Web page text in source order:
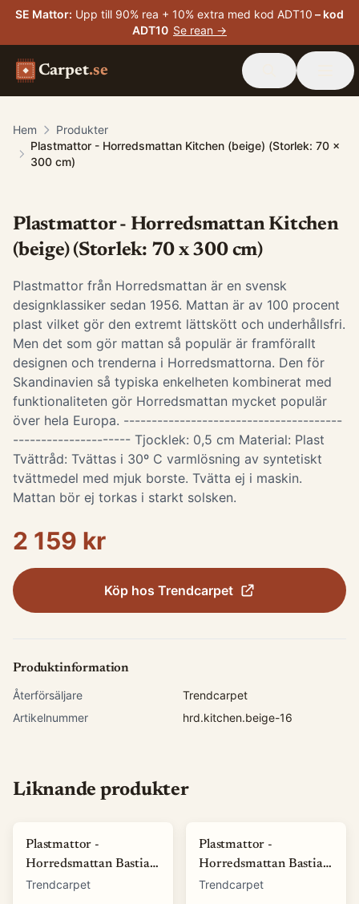
SE Mattor: Upp till 90% rea + 10% extra med kod ADT10 – kod
ADT10 Se rean →
Carpet.se
Hem
Produkter
Plastmattor - Horredsmattan Kitchen (beige) (Storlek: 70 x
300 cm)
Plastmattor - Horredsmattan Kitchen
(beige) (Storlek: 70 x 300 cm)
Plastmattor från Horredsmattan är en svensk
designklassiker sedan 1956. Mattan är av 100 procent
plast vilket gör den extremt lättskött och underhållsfri.
Men det som gör mattan så populär är framförallt
designen och trenderna i Horredsmattorna. Den för
Skandinavien så typiska enkelheten kombinerat med
funktionaliteten gör Horredsmattan mycket populär
över hela Europa. ---------------------------------------
--------------------- Tjocklek: 0,5 cm Material: Plast
Tvättråd: Tvättas i 30º C varmlösning av syntetiskt
tvättmedel med mjuk borste. Tvätta ej i maskin.
Mattan bör ej torkas i starkt solsken.
2 159 kr
Köp hos Trendcarpet
Produktinformation
Återförsäljare
Trendcarpet
Artikelnummer
hrd.kitchen.beige-16
Liknande produkter
Plastmattor -
Horredsmattan Bastian
(grön) (Storlek: 70 x 50
Trendcarpet
Plastmattor -
Horredsmattan Bastian
(röd) (Storlek: 70 x 50
Trendcarpet